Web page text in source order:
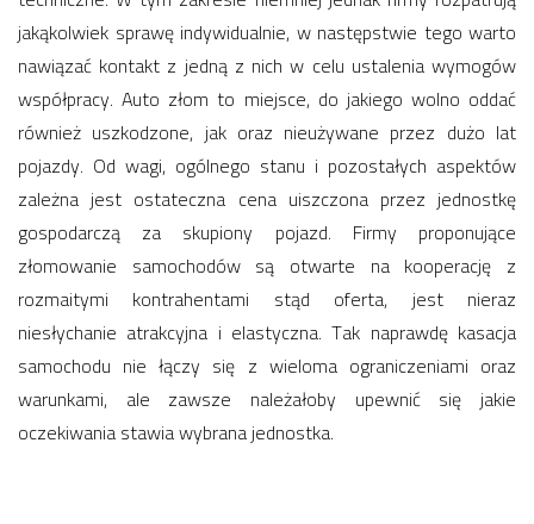
jakąkolwiek sprawę indywidualnie, w następstwie tego warto
nawiązać kontakt z jedną z nich w celu ustalenia wymogów
współpracy. Auto złom to miejsce, do jakiego wolno oddać
również uszkodzone, jak oraz nieużywane przez dużo lat
pojazdy. Od wagi, ogólnego stanu i pozostałych aspektów
zależna jest ostateczna cena uiszczona przez jednostkę
gospodarczą za skupiony pojazd. Firmy proponujące
złomowanie samochodów są otwarte na kooperację z
rozmaitymi kontrahentami stąd oferta, jest nieraz
niesłychanie atrakcyjna i elastyczna. Tak naprawdę kasacja
samochodu nie łączy się z wieloma ograniczeniami oraz
warunkami, ale zawsze należałoby upewnić się jakie
oczekiwania stawia wybrana jednostka.